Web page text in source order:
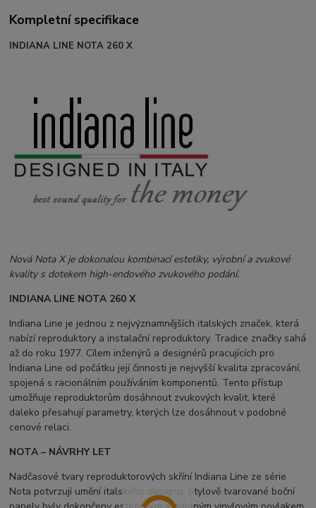
Kompletní specifikace
INDIANA LINE NOTA 260 X
Nová Nota X je dokonalou kombinací estetiky, výrobní a zvukové
kvality s dotekem high-endového zvukového podání.
INDIANA LINE NOTA 260 X
Indiana Line je jednou z nejvýznamnějších italských značek, která
nabízí reproduktory a instalační reproduktory. Tradice značky sahá
až do roku 1977. Cílem inženýrů a designérů pracujících pro
Indiana Line od počátku její činnosti je nejvyšší kvalita zpracování,
spojená s racionálním používáním komponentů. Tento přístup
umožňuje reproduktorům dosáhnout zvukových kvalit, které
daleko přesahují parametry, kterých lze dosáhnout v podobné
cenové relaci.
NOTA – NÁVRHY LET
Nadčasové tvary reproduktorových skříní Indiana Line ze série
Nota potvrzují umění italského designu. Stylově tvarované boční